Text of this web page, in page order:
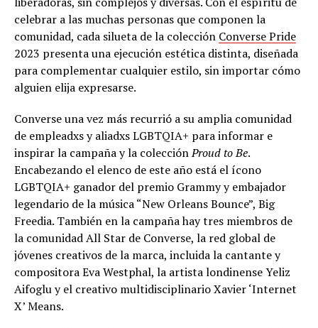
celebrar a las muchas personas que componen la
comunidad, cada silueta de la colección Converse Pride
2023 presenta una ejecución estética distinta, diseñada
para complementar cualquier estilo, sin importar cómo
alguien elija expresarse.
Converse una vez más recurrió a su amplia comunidad
de empleadxs y aliadxs LGBTQIA+ para informar e
inspirar la campaña y la colecciónProud to Be.
Encabezando el elenco de este año está el ícono
LGBTQIA+ ganador del premio Grammy y embajador
legendario de la música “New Orleans Bounce”, Big
Freedia. También en la campaña hay tres miembros de
la comunidad All Star de Converse, la red global de
jóvenes creativos de la marca, incluida la cantante y
compositora Eva Westphal, la artista londinense Yeliz
Aifoglu y el creativo multidisciplinario Xavier ‘Internet
X’ Means.